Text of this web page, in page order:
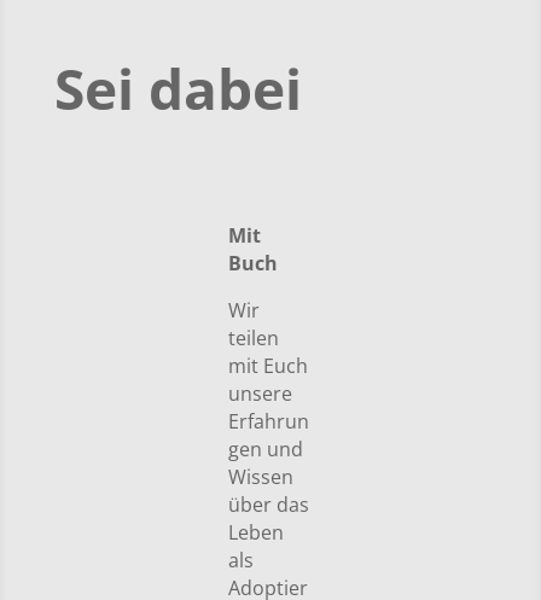
Sei dabei
Mit
Buch
Wir
teilen
mit Euch
unsere
Erfahrun
gen und
Wissen
über das
Leben
als
Adoptier